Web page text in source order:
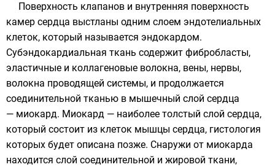
Поверхность клапанов и внутренняя поверхность
камер сердца выстланы одним слоем эндотелиальных
клеток, который называется эндокардом.
Субэндокардиальная ткань содержит фибробласты,
эластичные и коллагеновые волокна, вены, нервы,
волокна проводящей системы, и продолжается
соединительной тканью в мышечный слой сердца
— миокард. Миокард — наиболее толстый слой сердца,
который состоит из клеток мышцы сердца, гистология
которых будет описана позже. Снаружи от миокарда
находится слой соединительной и жировой ткани,